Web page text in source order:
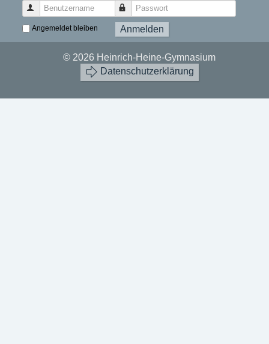
Benutzername Passwort
Angemeldet bleiben Anmelden
© 2026 Heinrich-Heine-Gymnasium
Datenschutzerklärung